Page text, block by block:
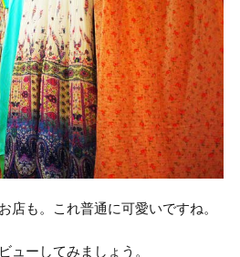
店も。これ普通に可愛いですね。
ューしてみましょう。